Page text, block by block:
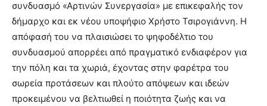
συνδυασμό «Αρτινών Συνεργασία» με επικεφαλής τον
δήμαρχο και εκ νέου υποψήφιο Χρήστο Τσιρογιάννη. Η
απόφασή του να πλαισιώσει το ψηφοδέλτιο του
συνδυασμού απορρέει από πραγματικό ενδιαφέρον για
την πόλη και τα χωριά, έχοντας στην φαρέτρα του
σωρεία προτάσεων και πλούτο απόψεων και ιδεών
προκειμένου να βελτιωθεί η ποιότητα ζωής και να